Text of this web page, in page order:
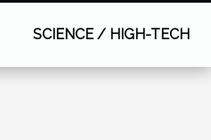
SCIENCE / HIGH-TECH